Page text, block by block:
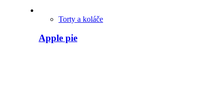
Torty a koláče
Apple pie